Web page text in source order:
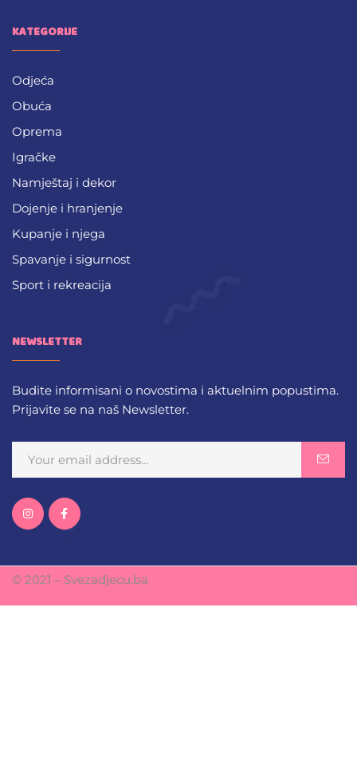
KATEGORIJE
Odjeća
Obuća
Oprema
Igračke
Namještaj i dekor
Dojenje i hranjenje
Kupanje i njega
Spavanje i sigurnost
Sport i rekreacija
NEWSLETTER
Budite informisani o novostima i aktuelnim popustima.
Prijavite se na naš Newsletter.
© 2021 – Svezadjecu.ba